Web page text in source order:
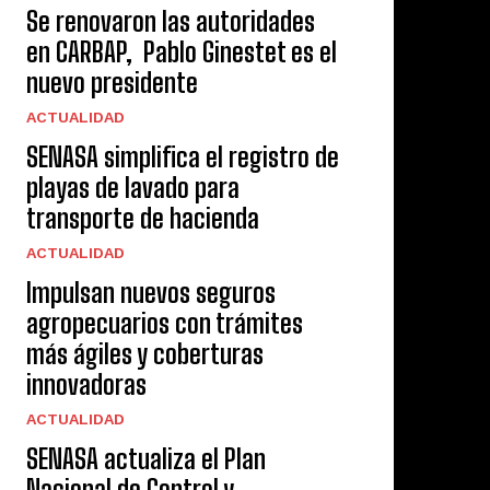
Se renovaron las autoridades
en CARBAP, Pablo Ginestet es el
nuevo presidente
ACTUALIDAD
SENASA simplifica el registro de
playas de lavado para
transporte de hacienda
ACTUALIDAD
Impulsan nuevos seguros
agropecuarios con trámites
más ágiles y coberturas
innovadoras
ACTUALIDAD
SENASA actualiza el Plan